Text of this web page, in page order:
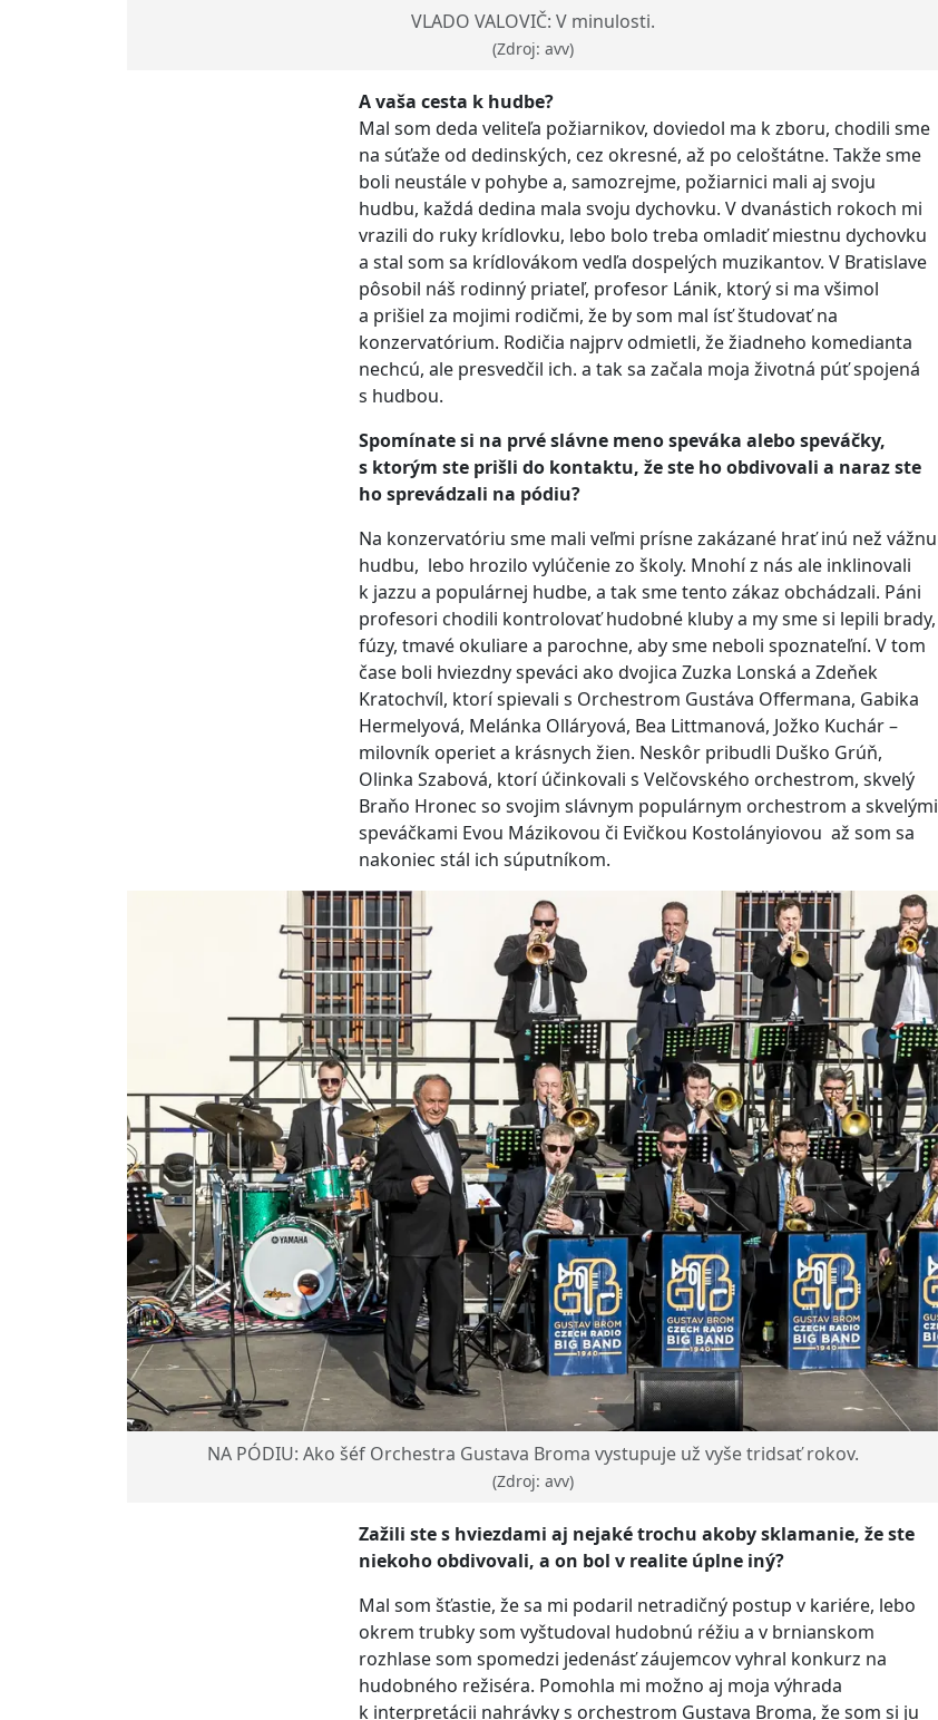
VLADO VALOVIČ: V minulosti.
(Zdroj: avv)
A vaša cesta k hudbe?
Mal som deda veliteľa požiarnikov, doviedol ma k zboru, chodili sme
na súťaže od dedinských, cez okresné, až po celoštátne. Takže sme
boli neustále v pohybe a, samozrejme, požiarnici mali aj svoju
hudbu, každá dedina mala svoju dychovku. V dvanástich rokoch mi
vrazili do ruky krídlovku, lebo bolo treba omladiť miestnu dychovku
a stal som sa krídlovákom vedľa dospelých muzikantov. V Bratislave
pôsobil náš rodinný priateľ, profesor Lánik, ktorý si ma všimol
a prišiel za mojimi rodičmi, že by som mal ísť študovať na
konzervatórium. Rodičia najprv odmietli, že žiadneho komedianta
nechcú, ale presvedčil ich. a tak sa začala moja životná púť spojená
s hudbou.
Spomínate si na prvé slávne meno speváka alebo speváčky,
s ktorým ste prišli do kontaktu, že ste ho obdivovali a naraz ste
ho sprevádzali na pódiu?
Na konzervatóriu sme mali veľmi prísne zakázané hrať inú než vážnu
hudbu, lebo hrozilo vylúčenie zo školy. Mnohí z nás ale inklinovali
k jazzu a populárnej hudbe, a tak sme tento zákaz obchádzali. Páni
profesori chodili kontrolovať hudobné kluby a my sme si lepili brady,
fúzy, tmavé okuliare a parochne, aby sme neboli spoznateľní. V tom
čase boli hviezdny speváci ako dvojica Zuzka Lonská a Zdeňek
Kratochvíl, ktorí spievali s Orchestrom Gustáva Offermana, Gabika
Hermelyová, Melánka Olláryová, Bea Littmanová, Jožko Kuchár –
milovník operiet a krásnych žien. Neskôr pribudli Duško Grúň,
Olinka Szabová, ktorí účinkovali s Velčovského orchestrom, skvelý
Braňo Hronec so svojim slávnym populárnym orchestrom a skvelými
speváčkami Evou Mázikovou či Evičkou Kostolányiovou až som sa
nakoniec stál ich súputníkom.
NA PÓDIU: Ako šéf Orchestra Gustava Broma vystupuje už vyše tridsať rokov.
(Zdroj: avv)
Zažili ste s hviezdami aj nejaké trochu akoby sklamanie, že ste
niekoho obdivovali, a on bol v realite úplne iný?
Mal som šťastie, že sa mi podaril netradičný postup v kariére, lebo
okrem trubky som vyštudoval hudobnú réžiu a v brnianskom
rozhlase som spomedzi jedenásť záujemcov vyhral konkurz na
hudobného režiséra. Pomohla mi možno aj moja výhrada
k interpretácii nahrávky s orchestrom Gustava Broma, že som si ju